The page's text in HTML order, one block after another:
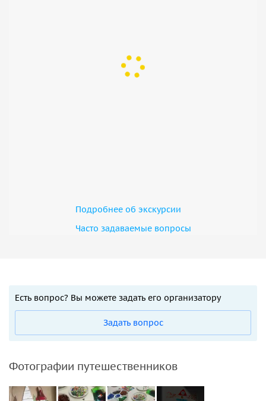
Подробнее об экскурсии
Часто задаваемые вопросы
Есть вопрос? Вы можете задать его организатору
Задать вопрос
Фотографии путешественников